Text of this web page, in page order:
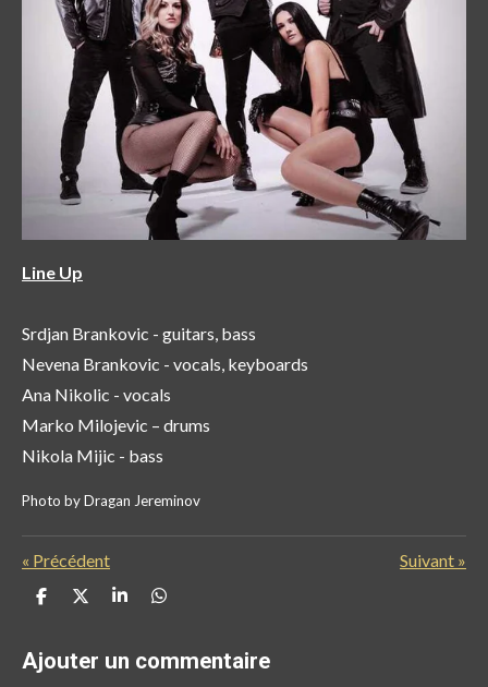
Line Up
Srdjan Brankovic - guitars, bass
Nevena Brankovic - vocals, keyboards
Ana Nikolic - vocals
Marko Milojevic – drums
Nikola Mijic - bass
Photo by Dragan Jereminov
« Précédent Suivant »
P
t
a
P
t
a
P
t
a
P
t
a
Ajouter un commentaire